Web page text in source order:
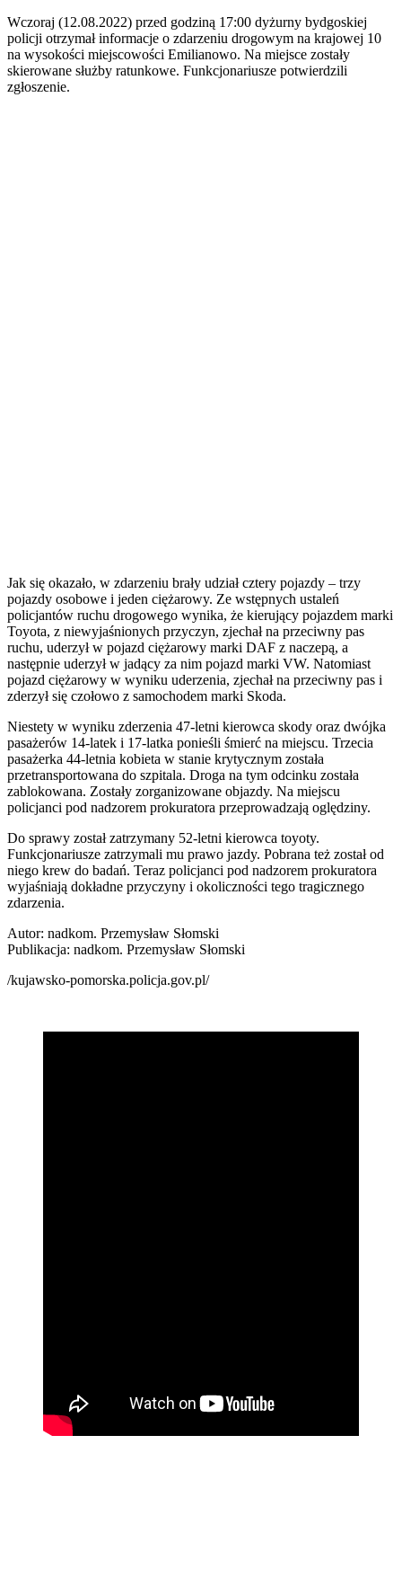
Wczoraj (12.08.2022) przed godziną 17:00 dyżurny bydgoskiej
policji otrzymał informacje o zdarzeniu drogowym na krajowej 10
na wysokości miejscowości Emilianowo. Na miejsce zostały
skierowane służby ratunkowe. Funkcjonariusze potwierdzili
zgłoszenie.
Jak się okazało, w zdarzeniu brały udział cztery pojazdy – trzy
pojazdy osobowe i jeden ciężarowy. Ze wstępnych ustaleń
policjantów ruchu drogowego wynika, że kierujący pojazdem marki
Toyota, z niewyjaśnionych przyczyn, zjechał na przeciwny pas
ruchu, uderzył w pojazd ciężarowy marki DAF z naczepą, a
następnie uderzył w jadący za nim pojazd marki VW. Natomiast
pojazd ciężarowy w wyniku uderzenia, zjechał na przeciwny pas i
zderzył się czołowo z samochodem marki Skoda.
Niestety w wyniku zderzenia 47-letni kierowca skody oraz dwójka
pasażerów 14-latek i 17-latka ponieśli śmierć na miejscu. Trzecia
pasażerka 44-letnia kobieta w stanie krytycznym została
przetransportowana do szpitala. Droga na tym odcinku została
zablokowana. Zostały zorganizowane objazdy. Na miejscu
policjanci pod nadzorem prokuratora przeprowadzają oględziny.
Do sprawy został zatrzymany 52-letni kierowca toyoty.
Funkcjonariusze zatrzymali mu prawo jazdy. Pobrana też został od
niego krew do badań. Teraz policjanci pod nadzorem prokuratora
wyjaśniają dokładne przyczyny i okoliczności tego tragicznego
zdarzenia.
Autor: nadkom. Przemysław Słomski
Publikacja: nadkom. Przemysław Słomski
/kujawsko-pomorska.policja.gov.pl/